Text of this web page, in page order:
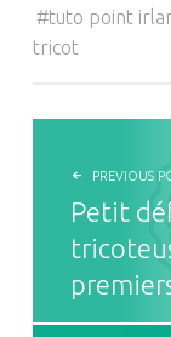
tuto point
tricot
NAVIGATION DE L’ARTICLE
PREVIOUS
Petit